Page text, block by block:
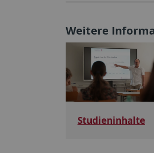
Weitere
Studieninhalte